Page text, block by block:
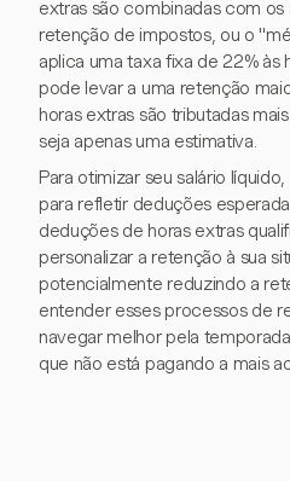
extras são combinadas com os
retenção de impostos, ou o
aplica uma taxa fixa de 22% às
pode levar a uma retenção
horas extras são tributadas
seja apenas uma estimativa.
Para otimizar seu salário
para refletir deduções
deduções de horas extras
personalizar a retenção à sua
potencialmente reduzindo a
entender esses processos de
navegar melhor pela
que não está pagando a mais